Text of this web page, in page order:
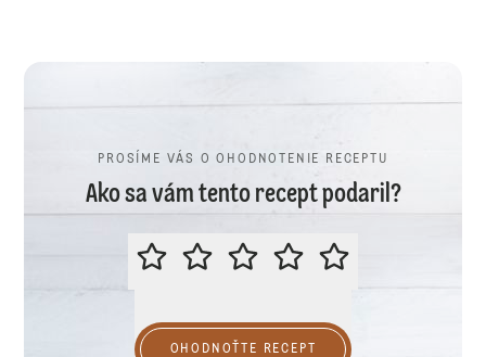
PROSÍME VÁS O OHODNOTENIE RECEPTU
Ako sa vám tento recept podaril?
PROSÍME VÁS O OHODNOTENIE
OHODNOŤTE RECEPT